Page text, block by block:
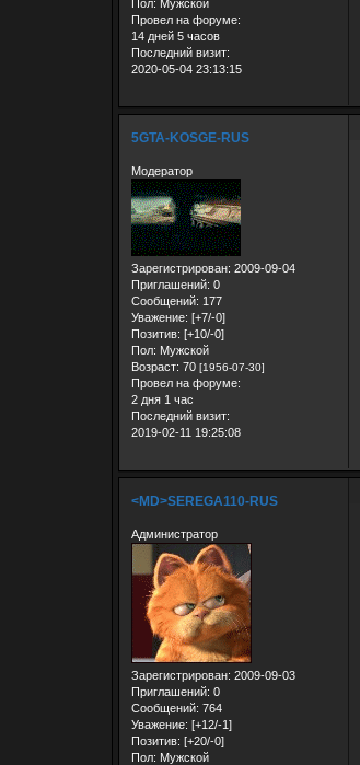
Пол: Мужской
Провел на форуме:
14 дней 5 часов
Последний визит:
2020-05-04 23:13:15
5GTA-KOSGE-RUS
Модератор
Зарегистрирован: 2009-09-04
Приглашений: 0
Сообщений: 177
Уважение: [+7/-0]
Позитив: [+10/-0]
Пол: Мужской
Возраст: 70 [1956-07-30]
Провел на форуме:
2 дня 1 час
Последний визит:
2019-02-11 19:25:08
<MD>SEREGA110-RUS
Администратор
Зарегистрирован: 2009-09-03
Приглашений: 0
Сообщений: 764
Уважение: [+12/-1]
Позитив: [+20/-0]
Пол: Мужской